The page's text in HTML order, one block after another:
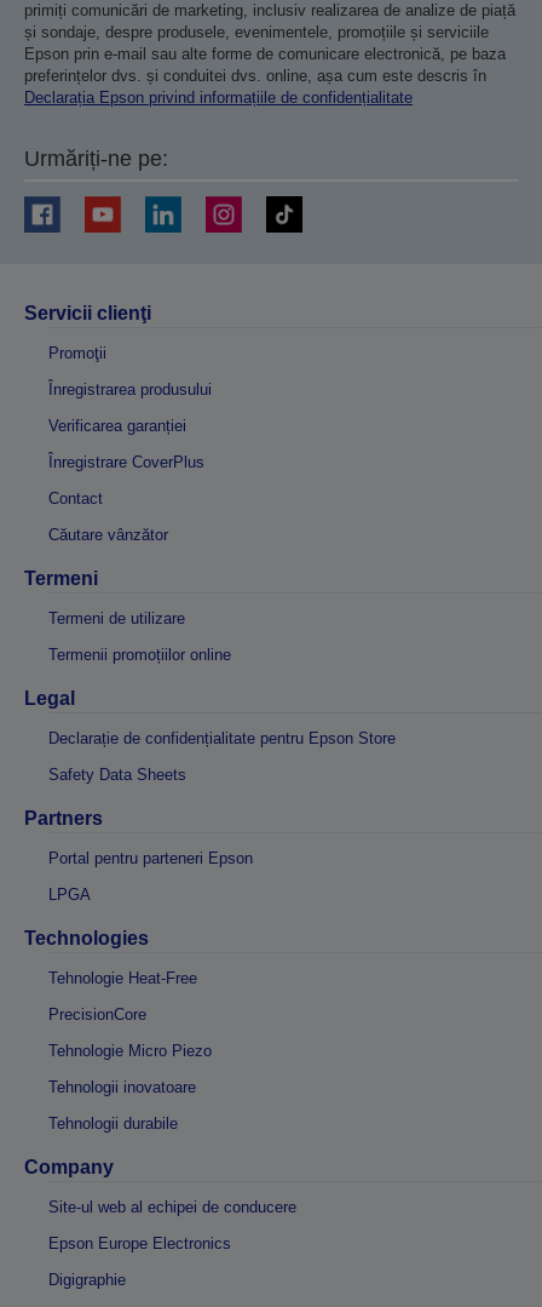
primiți comunicări de marketing, inclusiv realizarea de analize de piață
și sondaje, despre produsele, evenimentele, promoțiile și serviciile
Epson prin e-mail sau alte forme de comunicare electronică, pe baza
preferințelor dvs. și conduitei dvs. online, așa cum este descris în
Declarația Epson privind informațiile de confidențialitate
Urmăriți-ne pe:
Servicii clienţi
Promoţii
Înregistrarea produsului
Verificarea garanției
Înregistrare CoverPlus
Contact
Căutare vânzător
Termeni
Termeni de utilizare
Termenii promoțiilor online
Legal
Declarație de confidențialitate pentru Epson Store
Safety Data Sheets
Partners
Portal pentru parteneri Epson
LPGA
Technologies
Tehnologie Heat-Free
PrecisionCore
Tehnologie Micro Piezo
Tehnologii inovatoare
Tehnologii durabile
Company
Site-ul web al echipei de conducere
Epson Europe Electronics
Digigraphie